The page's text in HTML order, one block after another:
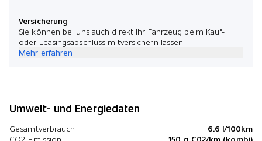
Versicherung
Sie können bei uns auch direkt Ihr Fahrzeug beim Kauf-
oder Leasingsabschluss mitversichern lassen.
Mehr erfahren
Umwelt- und Energiedaten
Gesamtverbrauch
6.6 l/100km